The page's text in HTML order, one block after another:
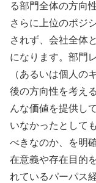
る部門全体の方向
さらに上位のポジ
されず、会社全体
になります。部門
（あるいは個人の
後の方向性を考え
んな価値を提供し
いなかったとして
べきなのか、を明
在意義や存在目的
れているパーパス